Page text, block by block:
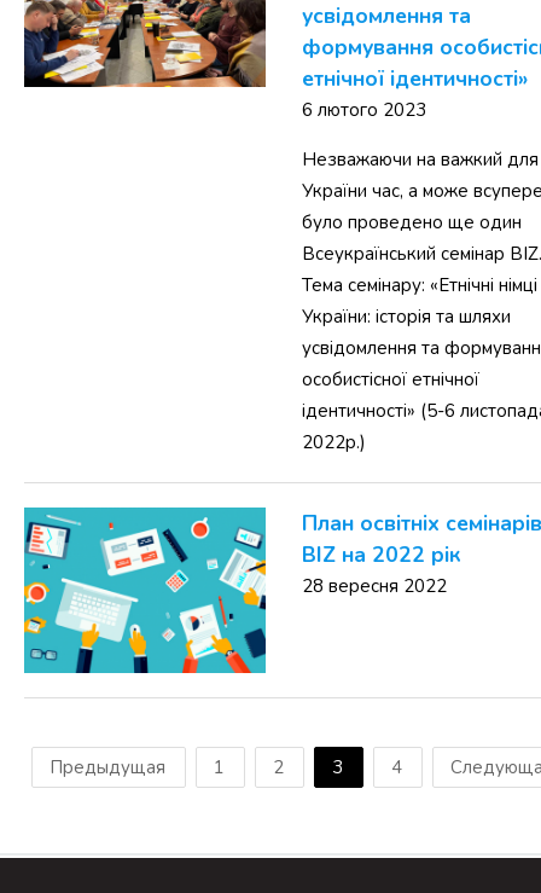
усвідомлення та
формування
етнічної ідентичності»
6 лютого 2023
Незважаючи на важкий для
України час, а може
було проведено ще один
Всеукраїнський семінар BIZ.
Тема семінару: «Етнічні німці
України: історія та шляхи
усвідомлення та
особистісної етнічної
ідентичності» (5-6
2022р.)
План освітніх семінарів
BIZ на 2022 рік
28 вересня 2022
Предыдущая 1 2 3 4